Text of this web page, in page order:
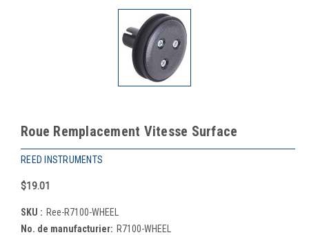
Roue Remplacement Vitesse Surface
REED INSTRUMENTS
$19.01
SKU : Ree-R7100-WHEEL
No. de manufacturier: R7100-WHEEL